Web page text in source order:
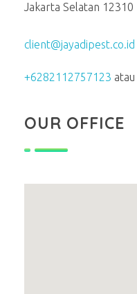
Jakarta Selatan 12310
client@jayadipest.co.id
+6282112757123 atau
OUR OFFICE